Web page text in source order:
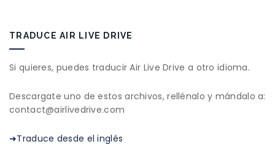
TRADUCE AIR LIVE DRIVE
Si quieres, puedes traducir Air Live Drive a otro idioma.
Descargate uno de estos archivos, rellénalo y mándalo a:
contact@airlivedrive.com
➜Traduce desde el inglés